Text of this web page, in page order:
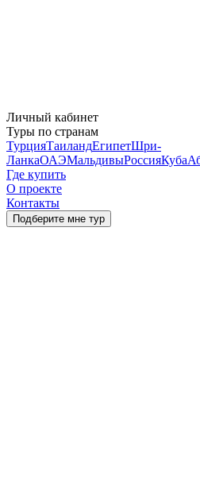
Личный кабинет
Туры по странам
ТурцияТаиландЕгипетШри-
ЛанкаОАЭМальдивыРоссияКуба
Где купить
О проекте
Контакты
Подберите мне тур